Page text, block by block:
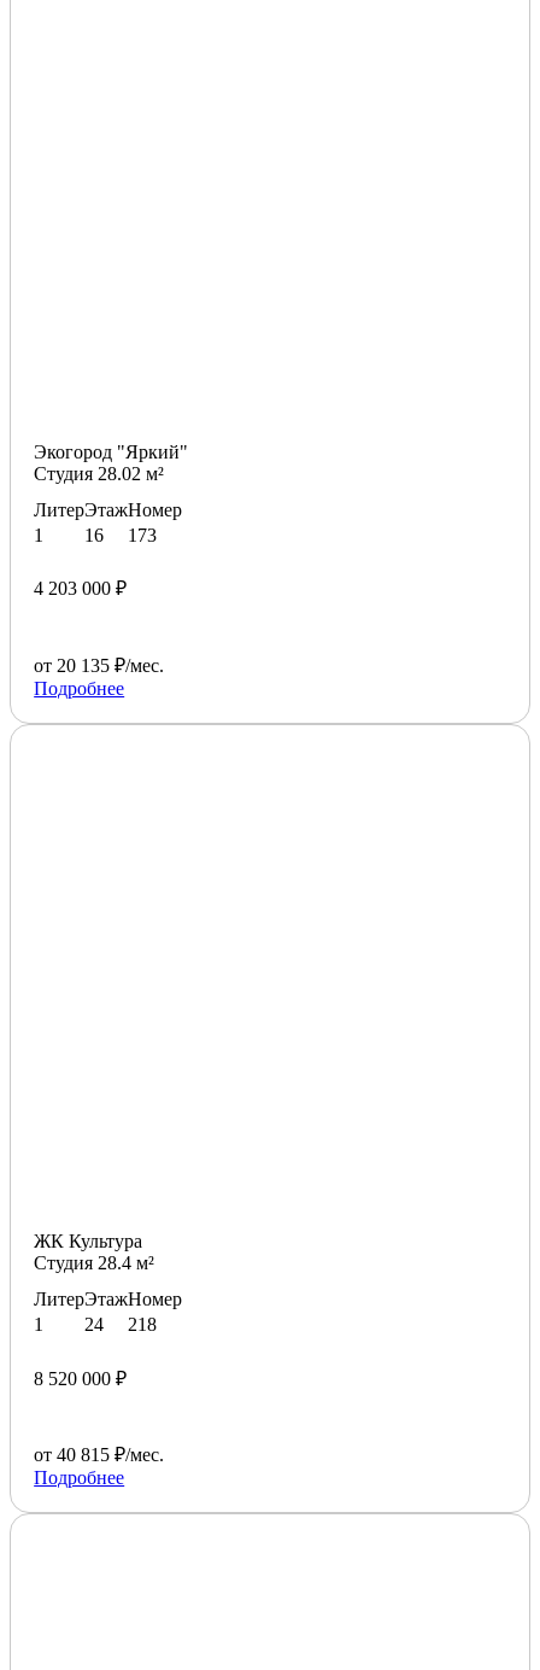
Экогород "Яркий"
Студия 28.02 м²
Литер
1
Этаж
16
Номер
173
4 203 000 ₽
от 20 135 ₽/мес.
Подробнее
ЖК Культура
Студия 28.4 м²
Литер
1
Этаж
24
Номер
218
8 520 000 ₽
от 40 815 ₽/мес.
Подробнее